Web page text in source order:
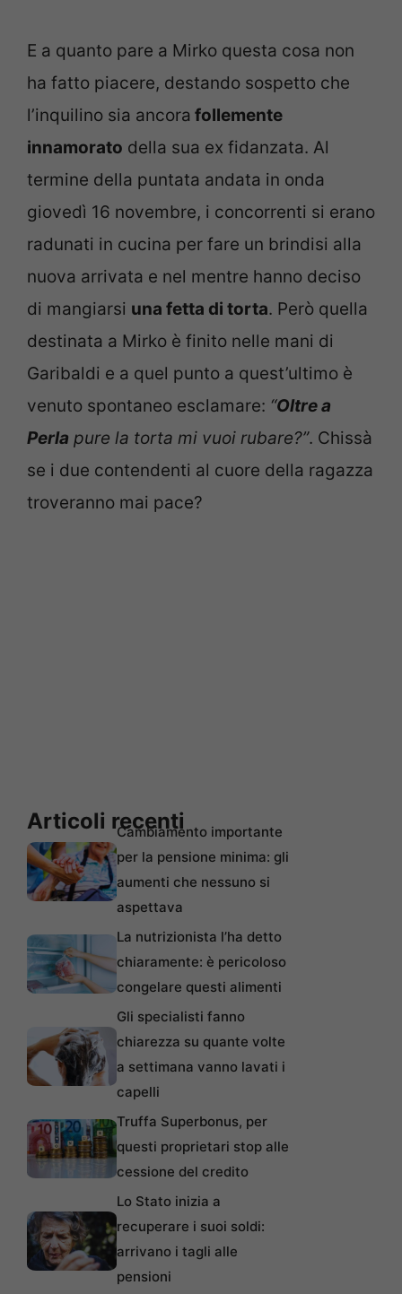
E a quanto pare a Mirko questa cosa non
ha fatto piacere, destando sospetto che
l’inquilino sia ancora follemente
innamorato della sua ex fidanzata. Al
termine della puntata andata in onda
giovedì 16 novembre, i concorrenti si erano
radunati in cucina per fare un brindisi alla
nuova arrivata e nel mentre hanno deciso
di mangiarsi una fetta di torta. Però quella
destinata a Mirko è finito nelle mani di
Garibaldi e a quel punto a quest’ultimo è
venuto spontaneo esclamare: “Oltre a
Perla pure la torta mi vuoi rubare?”. Chissà
se i due contendenti al cuore della ragazza
troveranno mai pace?
Articoli recentiCambiamento importante
per la pensione minima: gli
aumenti che nessuno si
aspettava
La nutrizionista l’ha detto
chiaramente: è pericoloso
congelare questi alimenti
Gli specialisti fanno
chiarezza su quante volte
a settimana vanno lavati i
capelli
Truffa Superbonus, per
questi proprietari stop alle
cessione del credito
Lo Stato inizia a
recuperare i suoi soldi:
arrivano i tagli alle
pensioni